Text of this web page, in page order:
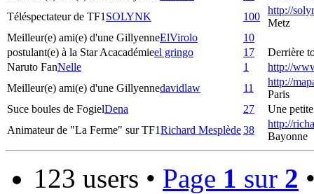
Téléspectateur de TF1 SOLYNK 100
http://
Metz
Meilleur(e) ami(e) d'une GillyenneElVirolo
10
postulant(e) à la Star Acacadémieel gringo 17
Derrière
Naruto FanNelle 1
http://
Meilleur(e) ami(e) d'une Gillyennedavidlaw 11
http://
Paris
Suce boules de FogielDena 27
Une
Animateur de "La Ferme" sur TF1Richard Mesplède38
http://
Bayonne
123 users • Page 1 sur 2